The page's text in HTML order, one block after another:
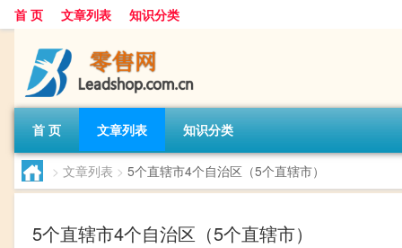
首 页 文章列表 知识分类
首 页 文章列表 知识分类
> 文章列表 > 5个直辖市4个自治区（5个直辖市）
5个直辖市4个自治区（5个直辖市）